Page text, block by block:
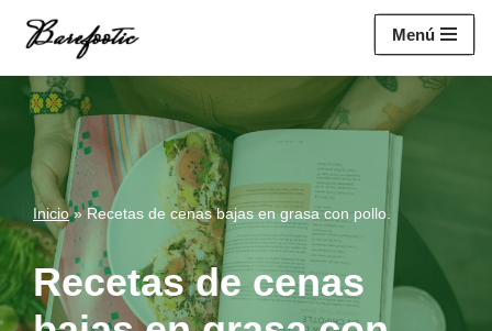
Saltar
contenido
Menú
Inicio»Recetas de cenas bajas en grasa con pollo.
Recetas de cenas